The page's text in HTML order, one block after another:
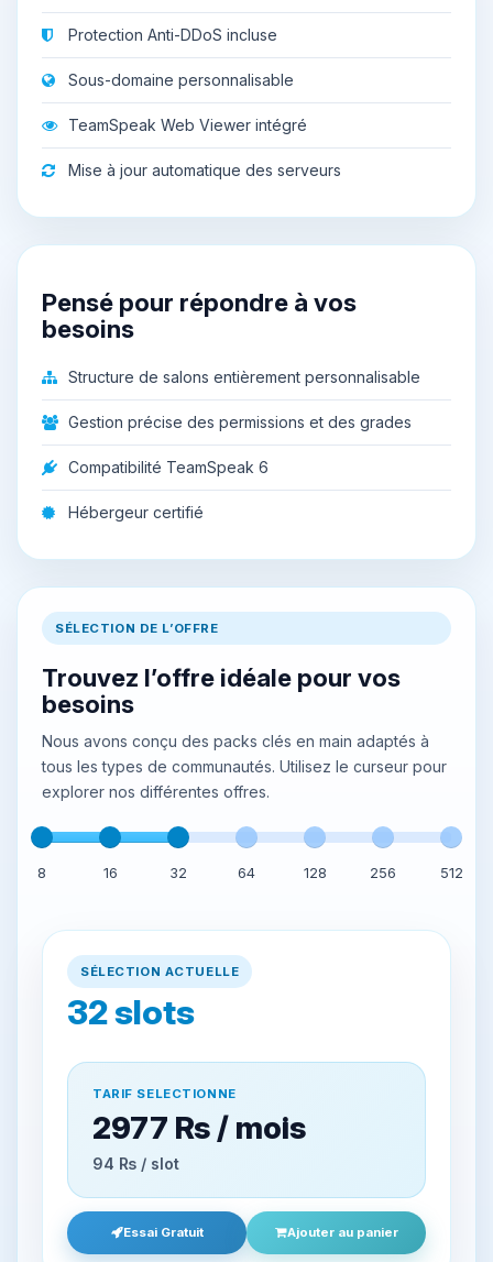
Protection Anti-DDoS incluse
Sous-domaine personnalisable
TeamSpeak Web Viewer intégré
Mise à jour automatique des serveurs
Pensé pour répondre à vos
besoins
Structure de salons entièrement personnalisable
Gestion précise des permissions et des grades
Compatibilité TeamSpeak 6
Hébergeur certifié
SÉLECTION DE L’OFFRE
Trouvez l’offre idéale pour vos
besoins
Nous avons conçu des packs clés en main adaptés à
tous les types de communautés. Utilisez le curseur pour
explorer nos différentes offres.
8 16 32 64 128 256 512
SÉLECTION ACTUELLE
32slots
TARIF SELECTIONNE
2977 ₨ / mois
94 ₨ / slot
Essai Gratuit Ajouter au panier